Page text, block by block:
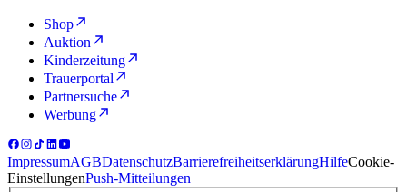
Shop
Auktion
Kinderzeitung
Trauerportal
Partnersuche
Werbung
ImpressumAGBDatenschutzBarrierefreiheitserklärungHilfeCookie-
EinstellungenPush-Mitteilungen